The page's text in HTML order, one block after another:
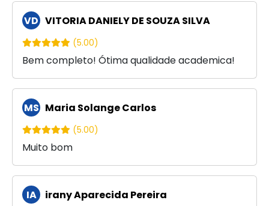
VD VITORIA DANIELY DE SOUZA SILVA
(5.00)
Bem completo! Ótima qualidade academica!
MS Maria Solange Carlos
(5.00)
Muito bom
IA irany Aparecida Pereira